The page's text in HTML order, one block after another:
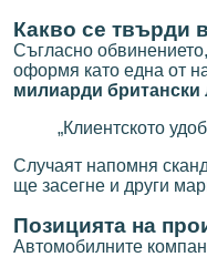
Какво се твърди
Съгласно
оформя като една от
милиарди британски
„Клиентското
Случаят напомня
ще засегне и други
Позицията на
Автомобилните